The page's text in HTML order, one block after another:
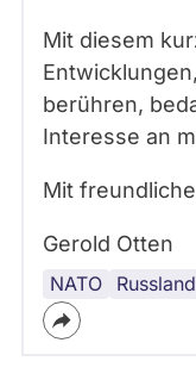
Mit diesem
berühren,
Interesse an
Mit
Gerold Otten
NATO Russland
Russischer
Angriffskrieg